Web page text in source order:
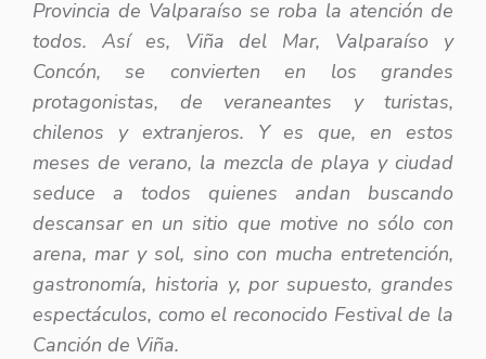
Provincia de Valparaíso se roba la atención de
todos. Así es, Viña del Mar, Valparaíso y
Concón, se convierten en los grandes
protagonistas, de veraneantes y turistas,
chilenos y extranjeros. Y es que, en estos
meses de verano, la mezcla de playa y ciudad
seduce a todos quienes andan buscando
descansar en un sitio que motive no sólo con
arena, mar y sol, sino con mucha entretención,
gastronomía, historia y, por supuesto, grandes
espectáculos, como el reconocido Festival de la
Canción de Viña.